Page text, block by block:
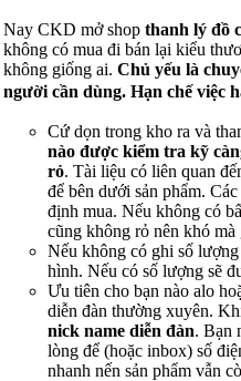
Nay CKD mở shop thanh lý đồ
không có mua đi bán lại kiểu
không giống ai. Chủ yếu là
người cần dùng. Hạn chế việc
Cứ dọn trong kho ra và
nào được kiểm tra kỹ
rỏ. Tài liệu có liên quan
để bên dưới sản phẩm.
định mua. Nếu không có
cũng không rỏ nên khó
Nếu không có ghi số
hình. Nếu có số lượng sẽ
Ưu tiên cho bạn nào alo
diễn đàn thường xuyên.
nick name diễn đàn. Bạn
lòng để (hoặc inbox) số
nhanh nến sản phẩm vẫn